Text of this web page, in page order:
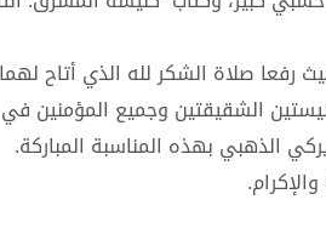
رفعا صلاة الشكر لله الذي أتاح
الشقيقتين وجميع المؤمنين
الذهبي بهذه المناسبة المباركة.